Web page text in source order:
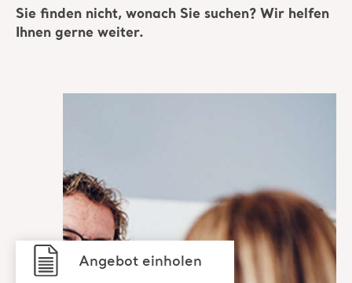
Sie finden nicht, wonach Sie suchen? Wir helfen
Ihnen gerne weiter.
Angebot einholen